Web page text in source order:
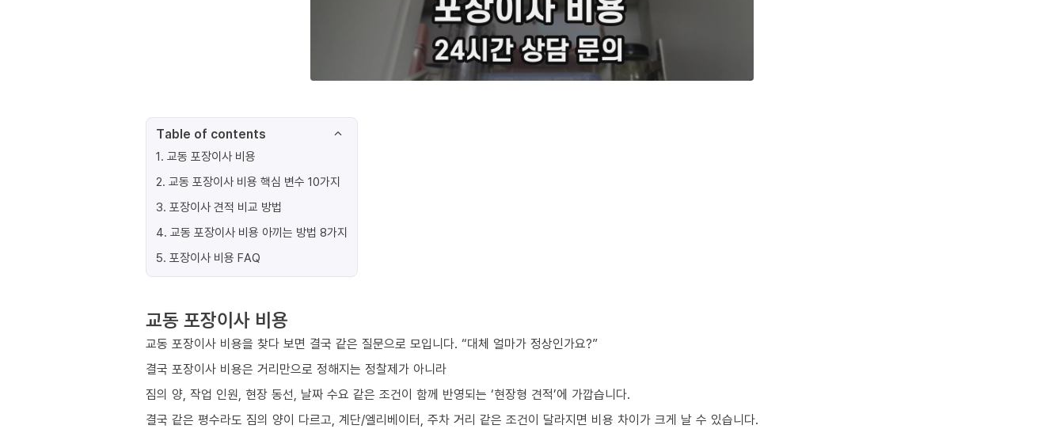
Table of contents
1. 교동 포장이사 비용
2. 교동 포장이사 비용 핵심 변수 10가지
3. 포장이사 견적 비교 방법
4. 교동 포장이사 비용 아끼는 방법 8가지
5. 포장이사 비용 FAQ
교동 포장이사 비용
교동 포장이사 비용을 찾다 보면 결국 같은 질문으로 모입니다. “대체 얼마가 정상인가요?”
결국 포장이사 비용은 거리만으로 정해지는 정찰제가 아니라
짐의 양, 작업 인원, 현장 동선, 날짜 수요 같은 조건이 함께 반영되는 ‘현장형 견적’에 가깝습니다.
결국 같은 평수라도 짐의 양이 다르고, 계단/엘리베이터, 주차 거리 같은 조건이 달라지면 비용 차이가 크게 날 수 있습니다.